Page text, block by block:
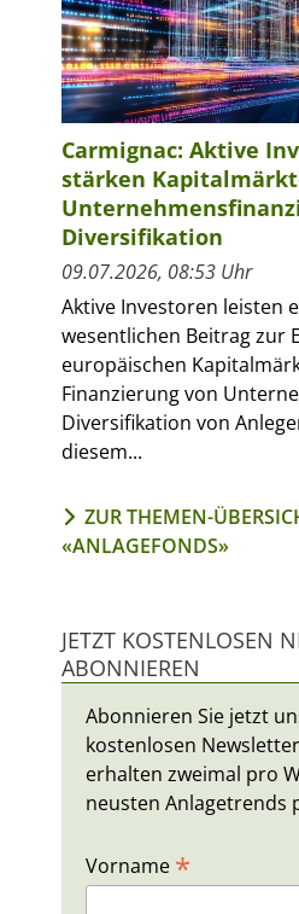
Carmignac: Aktive
stärken
Diversifikation
09.07.2026, 08:53 Uhr
Aktive Investoren leisten
wesentlichen Beitrag zur
europäischen
Finanzierung von
Diversifikation von
diesem...
ZUR THEMEN-
«ANLAGEFONDS»
JETZT KOSTENLOSEN
ABONNIEREN
Abonnieren Sie jetzt
kostenlosen
erhalten zweimal pro
neusten Anlagetrends
Vorname *